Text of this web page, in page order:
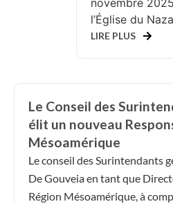
novembre
l’Église du
LIRE PLUS
Le Conseil des
élit un nouveau
Mésoamérique
Le conseil des Surintendants
De Gouveia en tant que
Région Mésoamérique, à